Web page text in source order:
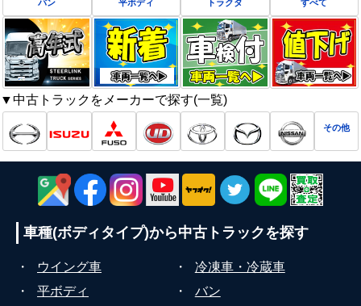
バン 平ボディ トラクタ すべて
▼中古トラックをメーカーで探す(一覧)
その他
車種(ボディタイプ)から中古トラックを探す
・ ウイング車 ・
冷凍車・冷蔵車
・
平ボディ ・
バン